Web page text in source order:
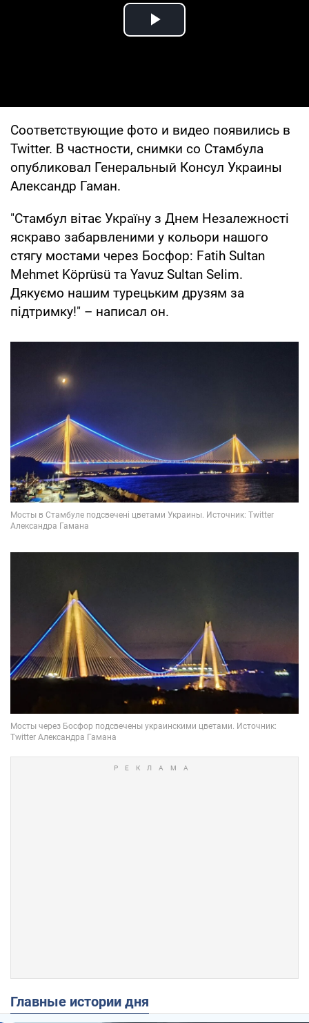
Play Video
Соответствующие фото и видео появились в
Twitter. В частности, снимки со Стамбула
опубликовал Генеральный Консул Украины
Александр Гаман.
"Стамбул вітає Україну з Днем Незалежності
яскраво забарвленими у кольори нашого
стягу мостами через Босфор: Fatih Sultan
Mehmet Köprüsü та Yavuz Sultan Selim.
Дякуємо нашим турецьким друзям за
підтримку!" – написал он.
Главные истории дня